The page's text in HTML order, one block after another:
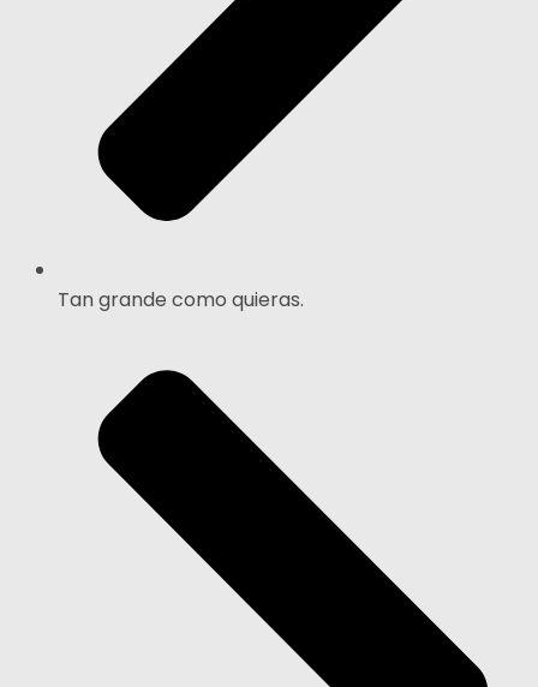
Tan grande como quieras.